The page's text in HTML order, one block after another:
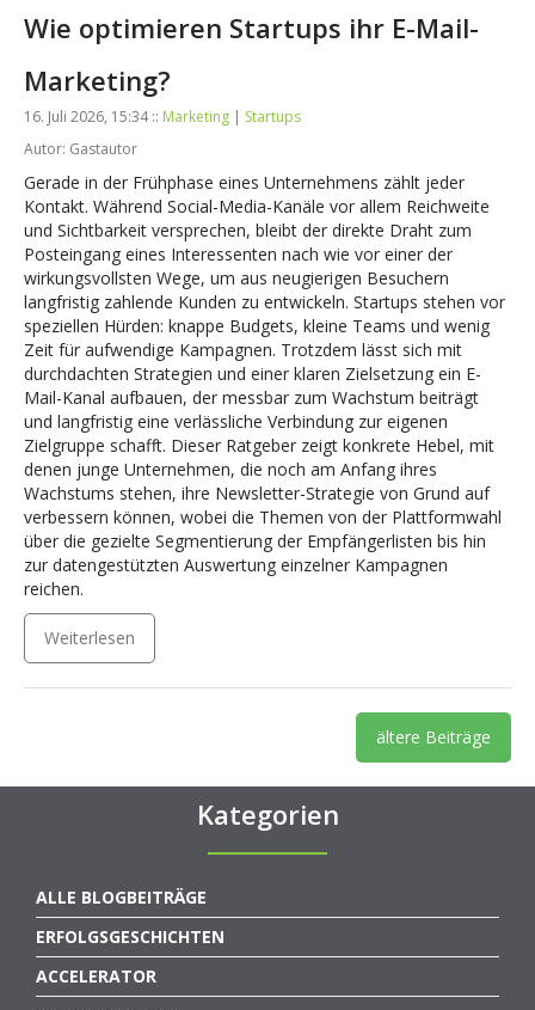
Wie optimieren Startups ihr E-Mail-
Marketing?
16. Juli 2026, 15:34 :: Marketing | Startups
Autor: Gastautor
Gerade in der Frühphase eines Unternehmens zählt jeder
Kontakt. Während Social-Media-Kanäle vor allem Reichweite
und Sichtbarkeit versprechen, bleibt der direkte Draht zum
Posteingang eines Interessenten nach wie vor einer der
wirkungsvollsten Wege, um aus neugierigen Besuchern
langfristig zahlende Kunden zu entwickeln. Startups stehen vor
speziellen Hürden: knappe Budgets, kleine Teams und wenig
Zeit für aufwendige Kampagnen. Trotzdem lässt sich mit
durchdachten Strategien und einer klaren Zielsetzung ein E-
Mail-Kanal aufbauen, der messbar zum Wachstum beiträgt
und langfristig eine verlässliche Verbindung zur eigenen
Zielgruppe schafft. Dieser Ratgeber zeigt konkrete Hebel, mit
denen junge Unternehmen, die noch am Anfang ihres
Wachstums stehen, ihre Newsletter-Strategie von Grund auf
verbessern können, wobei die Themen von der Plattformwahl
über die gezielte Segmentierung der Empfängerlisten bis hin
zur datengestützten Auswertung einzelner Kampagnen
reichen.
Weiterlesen
ältere Beiträge
Kategorien
ALLE BLOGBEITRÄGE
ERFOLGSGESCHICHTEN
ACCELERATOR